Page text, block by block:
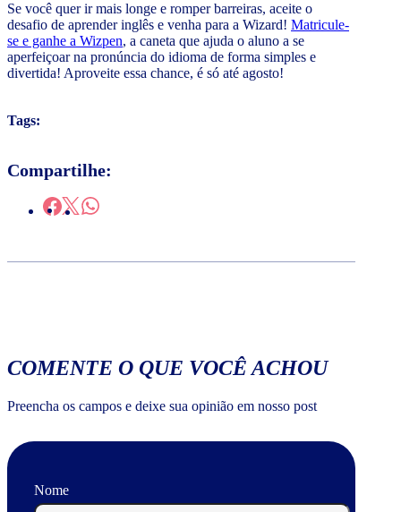
Se você quer ir mais longe e romper barreiras, aceite o
desafio de aprender inglês e venha para a Wizard! Matricule-
se e ganhe a Wizpen, a caneta que ajuda o aluno a se
aperfeiçoar na pronúncia do idioma de forma simples e
divertida! Aproveite essa chance, é só até agosto!
Tags:
Compartilhe:
COMENTE O QUE VOCÊ ACHOU
Preencha os campos e deixe sua opinião em nosso post
Nome